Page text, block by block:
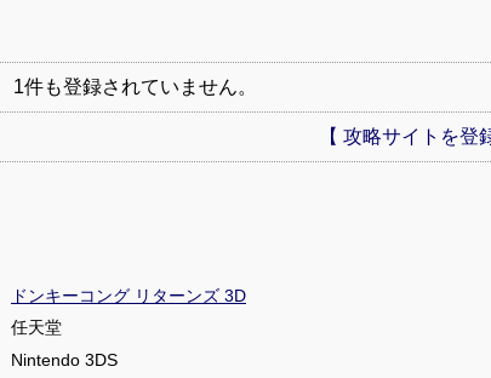
件も登録されていません。
【 攻略サイトを登
ドンキーコング リターンズ 3D
任天堂
Nintendo 3DS